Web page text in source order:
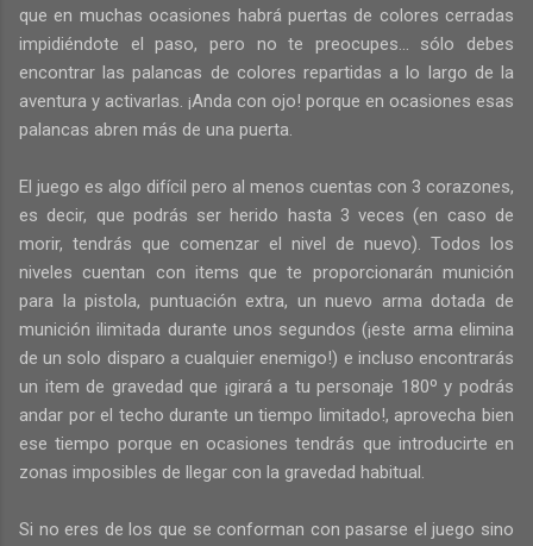
que en muchas ocasiones habrá puertas de colores cerradas
impidiéndote el paso, pero no te preocupes... sólo debes
encontrar las palancas de colores repartidas a lo largo de la
aventura y activarlas. ¡Anda con ojo! porque en ocasiones esas
palancas abren más de una puerta.
El juego es algo difícil pero al menos cuentas con 3 corazones,
es decir, que podrás ser herido hasta 3 veces (en caso de
morir, tendrás que comenzar el nivel de nuevo). Todos los
niveles cuentan con items que te proporcionarán munición
para la pistola, puntuación extra, un nuevo arma dotada de
munición ilimitada durante unos segundos (¡este arma elimina
de un solo disparo a cualquier enemigo!) e incluso encontrarás
un item de gravedad que ¡girará a tu personaje 180º y podrás
andar por el techo durante un tiempo limitado!, aprovecha bien
ese tiempo porque en ocasiones tendrás que introducirte en
zonas imposibles de llegar con la gravedad habitual.
Si no eres de los que se conforman con pasarse el juego sino